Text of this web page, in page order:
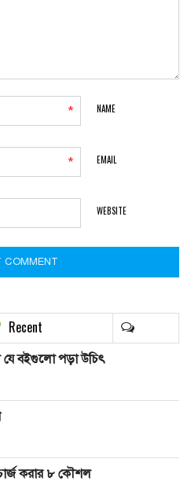
NAME
*
EMAIL
*
WEBSITE
Recent
যে বইগুলো পড়া উচিৎ
করার ৮ কৌশল